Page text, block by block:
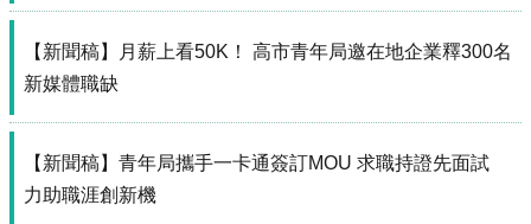
網
站
覽
局
長
【新聞稿】月薪上看50K！ 高市青年局邀在地企業釋300名
新媒體職缺
【新聞稿】青年局攜手一卡通簽訂MOU 求職持證先面試
力助職涯創新機